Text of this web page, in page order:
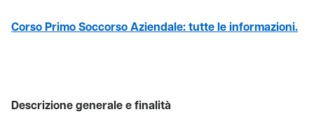
Corso Primo Soccorso Aziendale: tutte le informazioni.
Descrizione generale e finalità